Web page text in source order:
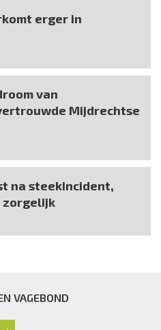
erger in
van
Mijdrechtse
na steekincident,
VAGEBOND